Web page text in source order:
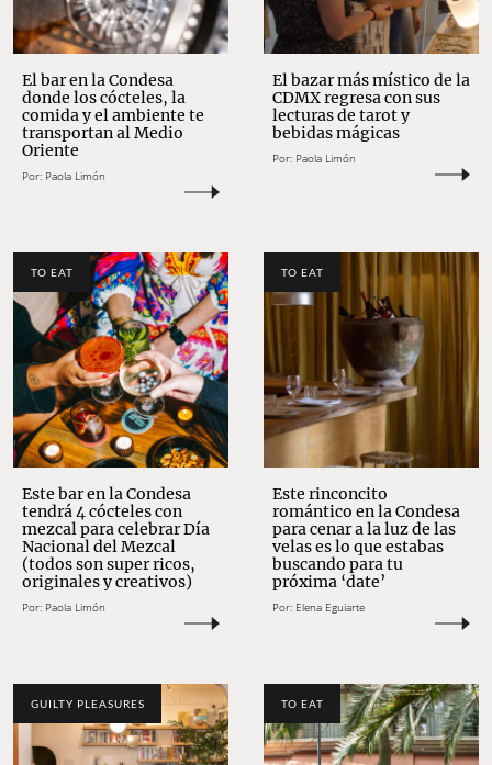
El bar en la Condesa
donde los cócteles, la
comida y el ambiente te
transportan al Medio
Oriente
Por: Paola Limón
El bazar más místico de la
CDMX regresa con sus
lecturas de tarot y
bebidas mágicas
Por: Paola Limón
TO EAT
Este bar en la Condesa
tendrá 4 cócteles con
mezcal para celebrar Día
Nacional del Mezcal
(todos son super ricos,
originales y creativos)
Por: Paola Limón
TO EAT
Este rinconcito
romántico en la Condesa
para cenar a la luz de las
velas es lo que estabas
buscando para tu
próxima ‘date’
Por: Elena Eguiarte
GUILTY PLEASURES TO EAT